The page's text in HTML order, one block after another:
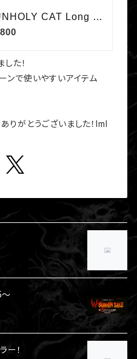
た！
ンで使いやすいアイテム
りがとうございました！lml
定 9/15～
！